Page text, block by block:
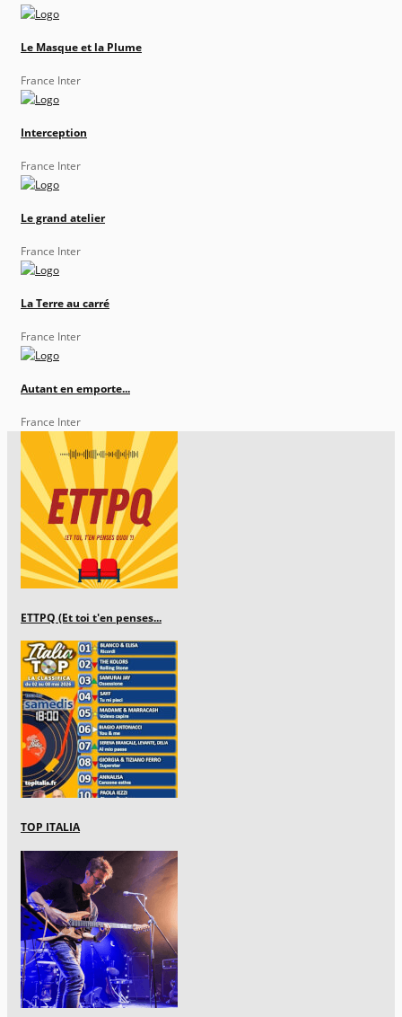
Le Masque et la Plume
France Inter
Interception
France Inter
Le grand atelier
France Inter
La Terre au carré
France Inter
Autant en emporte...
France Inter
ETTPQ (Et toi t'en penses...
TOP ITALIA